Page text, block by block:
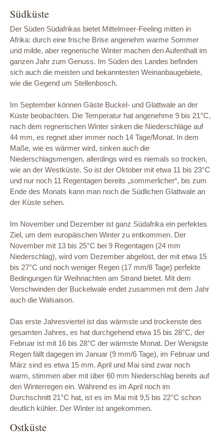
Südküste
Der Süden Südafrikas bietet Mittelmeer-Feeling mitten in
Afrika: durch eine frische Brise angenehm warme Sommer
und milde, aber regnerische Winter machen den Aufenthalt im
ganzen Jahr zum Genuss. Im Süden des Landes befinden
sich auch die meisten und bekanntesten Weinanbaugebiete,
wie die Gegend um Stellenbosch.
Im September können Gäste Buckel- und Glattwale an der
Küste beobachten. Die Temperatur hat angenehme 9 bis 21°C,
nach dem regnerischen Winter sinken die Niederschläge auf
44 mm, es regnet aber immer noch 14 Tage/Monat. In dem
Maße, wie es wärmer wird, sinken auch die
Niederschlagsmengen, allerdings wird es niemals so trocken,
wie an der Westküste. So ist der Oktober mit etwa 11 bis 23°C
und nur noch 11 Regentagen bereits „sommerlicher“, bis zum
Ende des Monats kann man noch die Südlichen Glattwale an
der Küste sehen.
Im November und Dezember ist ganz Südafrika ein perfektes
Ziel, um dem europäischen Winter zu entkommen. Der
November mit 13 bis 25°C bei 9 Regentagen (24 mm
Niederschlag), wird vom Dezember abgelöst, der mit etwa 15
bis 27°C und noch weniger Regen (17 mm/8 Tage) perfekte
Bedingungen für Weihnachten am Strand bietet. Mit dem
Verschwinden der Buckelwale endet zusammen mit dem Jahr
auch die Walsaison.
Das erste Jahresviertel ist das wärmste und trockenste des
gesamten Jahres, es hat durchgehend etwa 15 bis 28°C, der
Februar ist mit 16 bis 28°C der wärmste Monat. Der Wenigste
Regen fällt dagegen im Januar (9 mm/6 Tage), im Februar und
März sind es etwa 15 mm. April und Mai sind zwar noch
warm, stimmen aber mit über 60 mm Niederschlag bereits auf
den Winterregen ein. Während es im April noch im
Durchschnitt 21°C hat, ist es im Mai mit 9,5 bis 22°C schon
deutlich kühler. Der Winter ist angekommen.
Ostküste